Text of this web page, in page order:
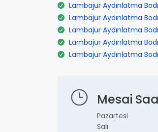
Lambajur Aydınlatma
Lambajur Aydınlatma
Lambajur Aydınlatma
Lambajur Aydınlatma
Lambajur Aydınlatma
Mesai
Pazartesi
Salı